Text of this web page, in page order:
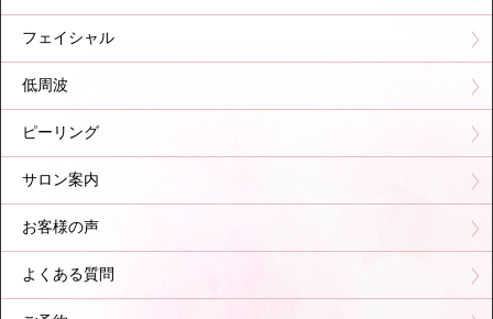
フェイシャル
低周波
ピーリング
サロン案内
お客様の声
よくある質問